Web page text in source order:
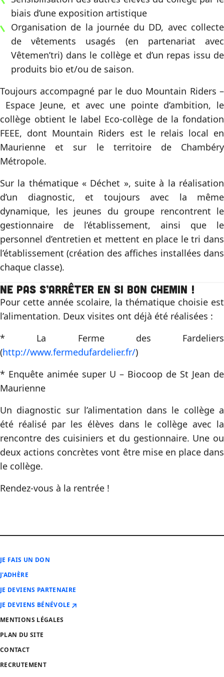
biais d’une exposition artistique
Organisation de la journée du DD, avec collecte
de vêtements usagés (en partenariat avec
Vêtemen’tri) dans le collège et d’un repas issu de
produits bio et/ou de saison.
Toujours accompagné par le duo Mountain Riders –
Espace Jeune, et avec une pointe d’ambition, le
collège obtient le label Eco-collège de la fondation
FEEE, dont Mountain Riders est le relais local en
Maurienne et sur le territoire de Chambéry
Métropole.
Sur la thématique « Déchet », suite à la réalisation
d’un diagnostic, et toujours avec la même
dynamique, les jeunes du groupe rencontrent le
gestionnaire de l’établissement, ainsi que le
personnel d’entretien et mettent en place le tri dans
l’établissement (création des affiches installées dans
chaque classe).
Ne pas s’arrêter en si bon chemin !
Pour cette année scolaire, la thématique choisie est
l’alimentation. Deux visites ont déjà été réalisées :
* La Ferme des Fardeliers
(http://www.fermedufardelier.fr/)
* Enquête animée super U – Biocoop de St Jean de
Maurienne
Un diagnostic sur l’alimentation dans le collège a
été réalisé par les élèves dans le collège avec la
rencontre des cuisiniers et du gestionnaire. Une ou
deux actions concrètes vont être mise en place dans
le collège.
Rendez-vous à la rentrée !
JE FAIS UN DON
J'ADHÈRE
JE DEVIENS PARTENAIRE
JE DEVIENS BÉNÉVOLE
MENTIONS LÉGALES
PLAN DU SITE
CONTACT
RECRUTEMENT